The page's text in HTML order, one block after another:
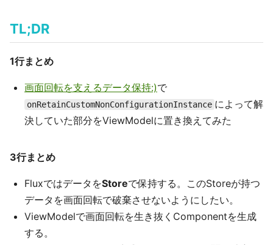
TL;DR
1行まとめ
画面回転を支えるデータ保持:)で
onRetainCustomNonConfigurationInstance によって解
決していた部分をViewModelに置き換えてみた
3行まとめ
FluxではデータをStoreで保持する。このStoreが持つ
データを画面回転で破棄させないようにしたい。
ViewModelで画面回転を生き抜くComponentを生成
する。